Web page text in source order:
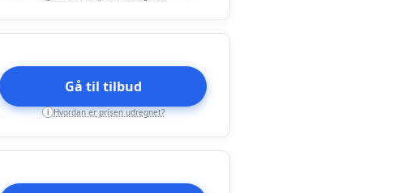
Gå til tilbud
i Hvordan er prisen udregnet?